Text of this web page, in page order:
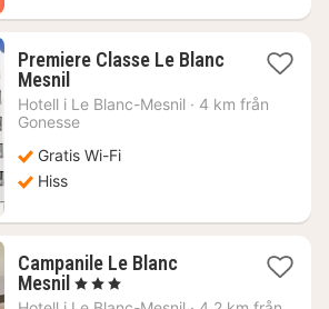
Premiere Classe Le Blanc
Mesnil1
natt
från
kr.
Hotell i Le Blanc-Mesnil · 4 km från
Gonesse
Gratis Wi-Fi
Hiss
Campanile Le Blanc
Mesnil 1
natt
, 3 Stjärnor